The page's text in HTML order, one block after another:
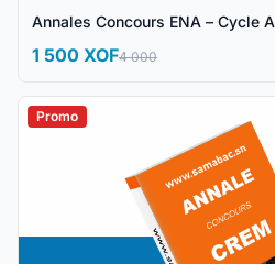
Annales Concours ENA – Cycle A
1 500 XOF4 000
Promo